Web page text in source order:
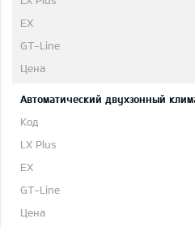
Автоматический двухзонный